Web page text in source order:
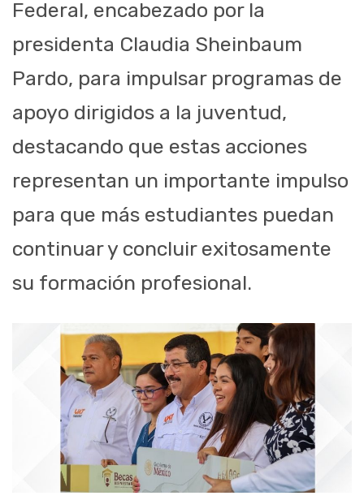
Federal, encabezado por la
presidenta Claudia Sheinbaum
Pardo, para impulsar programas de
apoyo dirigidos a la juventud,
destacando que estas acciones
representan un importante impulso
para que más estudiantes puedan
continuar y concluir exitosamente
su formación profesional.